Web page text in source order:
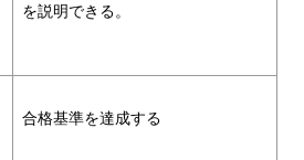
を説明できる。
合格基準を達成する